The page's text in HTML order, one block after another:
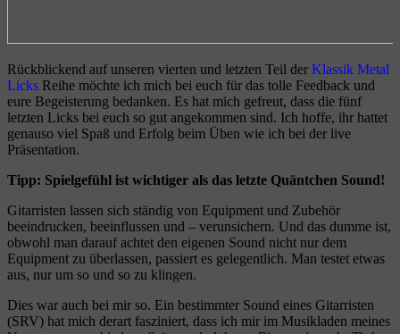
Rückblickend auf unseren vierten und letzten Teil der Klassik Metal
Licks Reihe möchte ich mich bei euch für das tolle Feedback und
eure Begeisterung bedanken. Es hat mich gefreut, dass die fünf
letzten Licks bei euch so gut angekommen sind. Ich hoffe, ihr hattet
genauso viel Spaß und Erfolg beim Üben wie ich bei der live
Präsentation.
Tipp: Spielgefühl ist wichtiger als das letzte Quäntchen Sound!
Gitarristen lassen sich ständig von Equipment und Zubehör
beeindrucken, beeinflussen und – verunsichern. Und das dumme ist,
obwohl man darauf achtet den eigenen Sound nicht nur dem
Equipment zu überlassen, passiert es gelegentlich. Man testet etwas
aus, nur um so und so zu klingen.
Dies war auch bei mir so. Ein bestimmter Sound eines Gitarristen
(SRV) hat mich derart fasziniert, dass ich mir im Musikladen meines